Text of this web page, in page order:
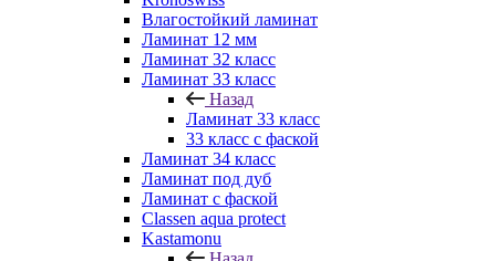
Влагостойкий ламинат
Ламинат 12 мм
Ламинат 32 класс
Ламинат 33 класс
Назад
Ламинат 33 класс
33 класс с фаской
Ламинат 34 класс
Ламинат под дуб
Ламинат с фаской
Classen aqua protect
Kastamonu